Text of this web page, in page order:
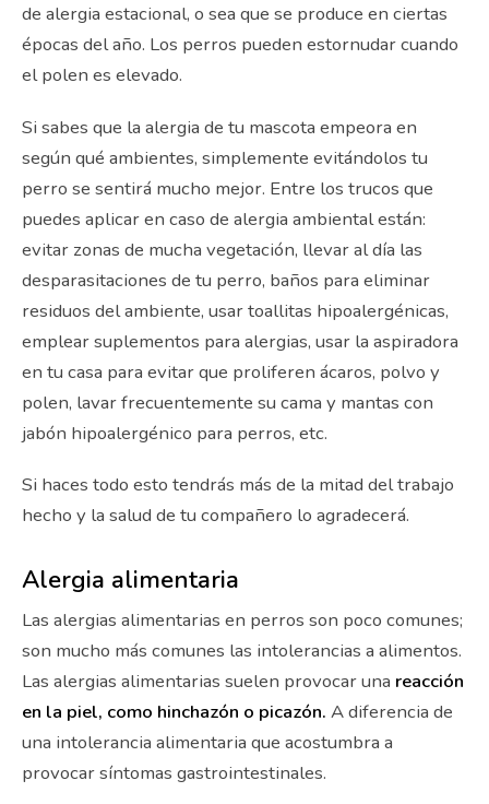
de alergia estacional, o sea que se produce en ciertas
épocas del año. Los perros pueden estornudar cuando
el polen es elevado.
Si sabes que la alergia de tu mascota empeora en
según qué ambientes, simplemente evitándolos tu
perro se sentirá mucho mejor. Entre los trucos que
puedes aplicar en caso de alergia ambiental están:
evitar zonas de mucha vegetación, llevar al día las
desparasitaciones de tu perro, baños para eliminar
residuos del ambiente, usar toallitas hipoalergénicas,
emplear suplementos para alergias, usar la aspiradora
en tu casa para evitar que proliferen ácaros, polvo y
polen, lavar frecuentemente su cama y mantas con
jabón hipoalergénico para perros, etc.
Si haces todo esto tendrás más de la mitad del trabajo
hecho y la salud de tu compañero lo agradecerá.
Alergia alimentaria
Las alergias alimentarias en perros son poco comunes;
son mucho más comunes las intolerancias a alimentos.
Las alergias alimentarias suelen provocar una reacción
en la piel, como hinchazón o picazón. A diferencia de
una intolerancia alimentaria que acostumbra a
provocar síntomas gastrointestinales.